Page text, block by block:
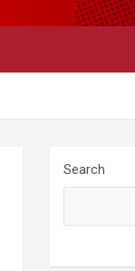
Search